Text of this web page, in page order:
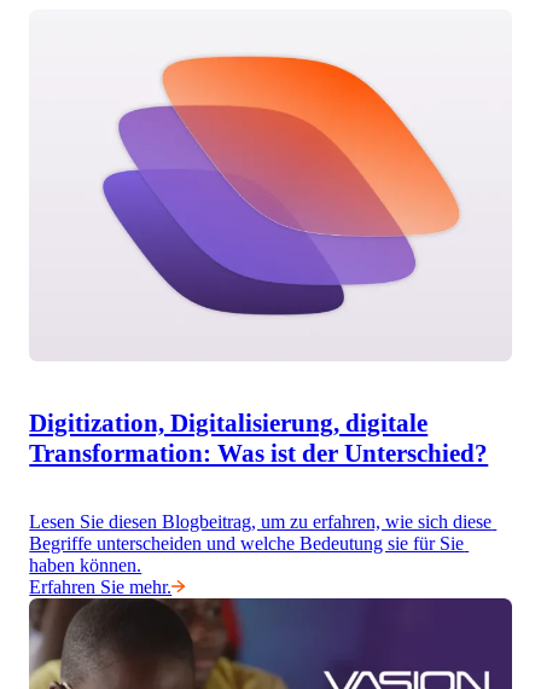
Digitization, Digitalisierung, digitale
Transformation: Was ist der Unterschied?
Lesen Sie diesen Blogbeitrag, um zu erfahren, wie sich diese
Begriffe unterscheiden und welche Bedeutung sie für Sie
haben können.
Erfahren Sie mehr.